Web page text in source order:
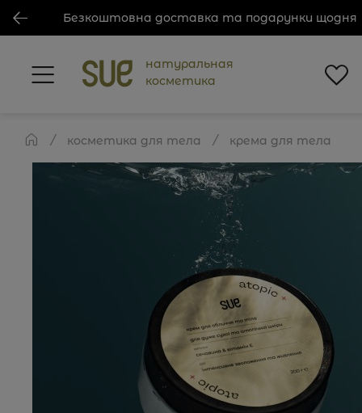
Безкоштовна доставка та подарунки щодня
натуральная
косметика
косметика для тела крема для тела